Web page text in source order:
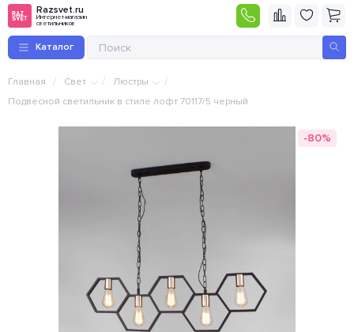
Razsvet.ru
Интернет-магазин
светильников
Каталог
Главная / Свет / Люстры /
Подвесной светильник в стиле лофт 70117/5 черный
-80%